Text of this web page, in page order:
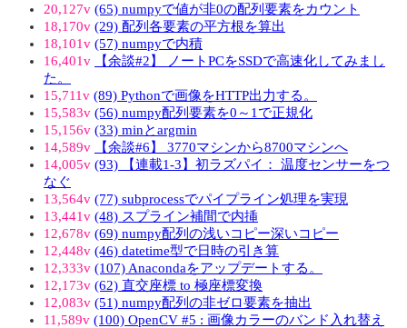
20,127v (65) numpyで値が非0の配列要素をカウント
18,170v (29) 配列各要素の平方根を算出
18,101v (57) numpyで内積
16,401v
【余談#2】 ノートPCをSSDで高速化してみまし
た。
15,711v (89) Pythonで画像をHTTP出力する。
15,583v (56) numpy配列要素を0～1で正規化
15,156v (33) minとargmin
14,589v
【余談#6】 3770マシンから8700マシンへ
14,005v (93) 【連載1-3】初ラズパイ： 温度センサーをつ
なぐ
13,564v (77) subprocessでパイプライン処理を実現
13,441v (48) スプライン補間で内挿
12,678v (69) numpy配列の浅いコピー深いコピー
12,448v (46) datetime型で日時の引き算
12,333v (107) Anacondaをアップデートする。
12,173v (62) 直交座標 to 極座標変換
12,083v (51) numpy配列の非ゼロ要素を抽出
11,589v (100) OpenCV #5 : 画像カラーのバンド入れ替え